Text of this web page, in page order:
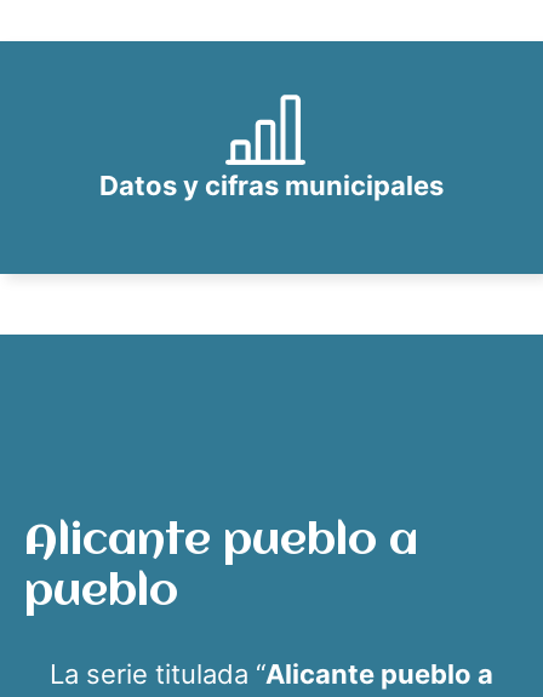
Datos y cifras municipales
Alicante pueblo a
pueblo
La serie titulada “Alicante pueblo a